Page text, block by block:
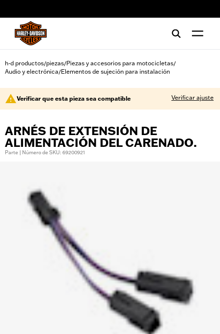
h-d productos/piezas/Piezas y accesorios para motocicletas/
Audio y electrónica/Elementos de sujeción para instalación
Verificar que esta pieza sea compatible Verificar ajuste
ARNÉS DE EXTENSIÓN DE
ALIMENTACIÓN DEL CARENADO.
Parte | Número de SKU: 69200921